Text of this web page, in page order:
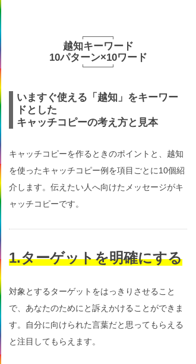
越知キーワード
10パターン×10ワード
いますぐ使える「越知」をキーワー
ドとした
キャッチコピーの考え方と見本
キャッチコピーを作るときのポイントと、越知
を使ったキャッチコピー例を項目ごとに10個紹
介します。伝えたい人へ向けたメッセージがキ
ャッチコピーです。
1.ターゲットを明確にする
対象とするターゲットをはっきりさせること
で、あなたのためにと訴えかけることができま
す。自分に向けられた言葉だと思ってもらえる
と注目してもらえます。